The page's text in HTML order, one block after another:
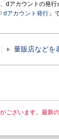
dアカウントの発行
dアカウント発行 」
量販店などを
ございます。最新